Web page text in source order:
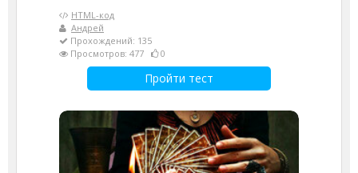
HTML-код
Андрей
Прохождений: 135
Просмотров: 477
0
Пройти тест